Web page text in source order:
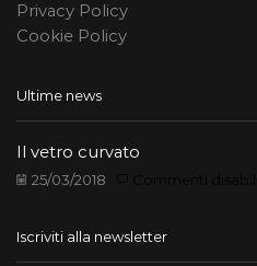
Privacy Policy
Cookie Policy
Ultime news
Il vetro curvato
25/03/2018
Iscriviti alla newsletter